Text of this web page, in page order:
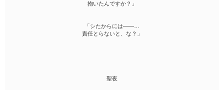
抱いたんですか？」
「シたからには――…
責任とらないと、な？」
聖夜